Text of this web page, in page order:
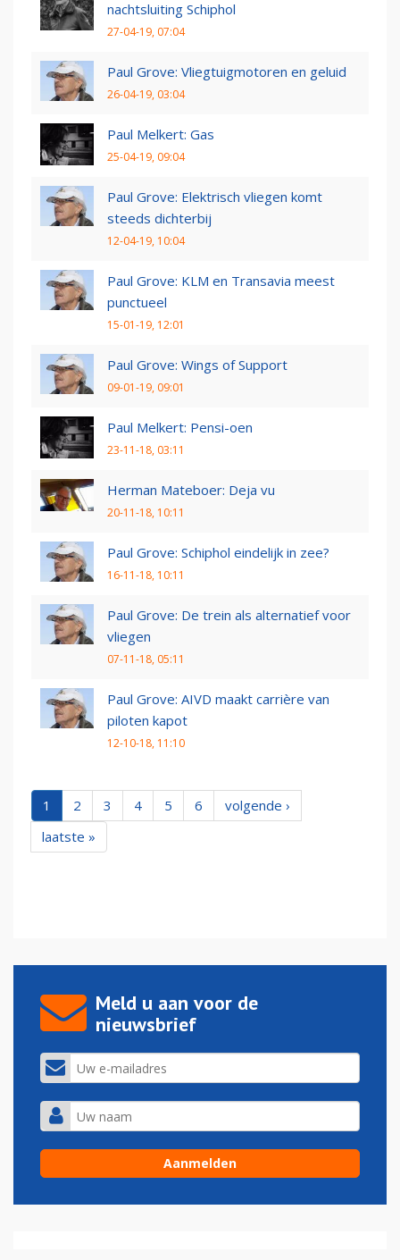
nachtsluiting Schiphol
27-04-19, 07:04
Paul Grove: Vliegtuigmotoren en geluid
26-04-19, 03:04
Paul Melkert: Gas
25-04-19, 09:04
Paul Grove: Elektrisch vliegen komt
steeds dichterbij
12-04-19, 10:04
Paul Grove: KLM en Transavia meest
punctueel
15-01-19, 12:01
Paul Grove: Wings of Support
09-01-19, 09:01
Paul Melkert: Pensi-oen
23-11-18, 03:11
Herman Mateboer: Deja vu
20-11-18, 10:11
Paul Grove: Schiphol eindelijk in zee?
16-11-18, 10:11
Paul Grove: De trein als alternatief voor
vliegen
07-11-18, 05:11
Paul Grove: AIVD maakt carrière van
piloten kapot
12-10-18, 11:10
1 2 3 4 5 6
volgende ›
laatste »
Meld u aan voor de
nieuwsbrief